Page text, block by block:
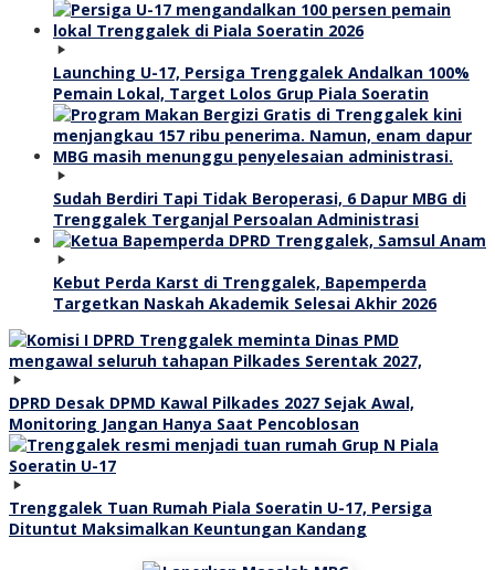
Launching U-17, Persiga Trenggalek Andalkan 100%
Pemain Lokal, Target Lolos Grup Piala Soeratin
Sudah Berdiri Tapi Tidak Beroperasi, 6 Dapur MBG di
Trenggalek Terganjal Persoalan Administrasi
Kebut Perda Karst di Trenggalek, Bapemperda
Targetkan Naskah Akademik Selesai Akhir 2026
DPRD Desak DPMD Kawal Pilkades 2027 Sejak Awal,
Monitoring Jangan Hanya Saat Pencoblosan
Trenggalek Tuan Rumah Piala Soeratin U-17, Persiga
Dituntut Maksimalkan Keuntungan Kandang